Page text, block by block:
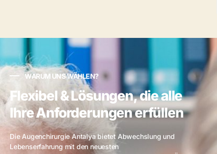
WARUM UNS WÄHLEN?
Flexibel & Lösungen, die alle
Ihre Anforderungen erfüllen
Die Augenchirurgie Antalya bietet Abwechslung und
Lebenserfahrung mit den neuesten